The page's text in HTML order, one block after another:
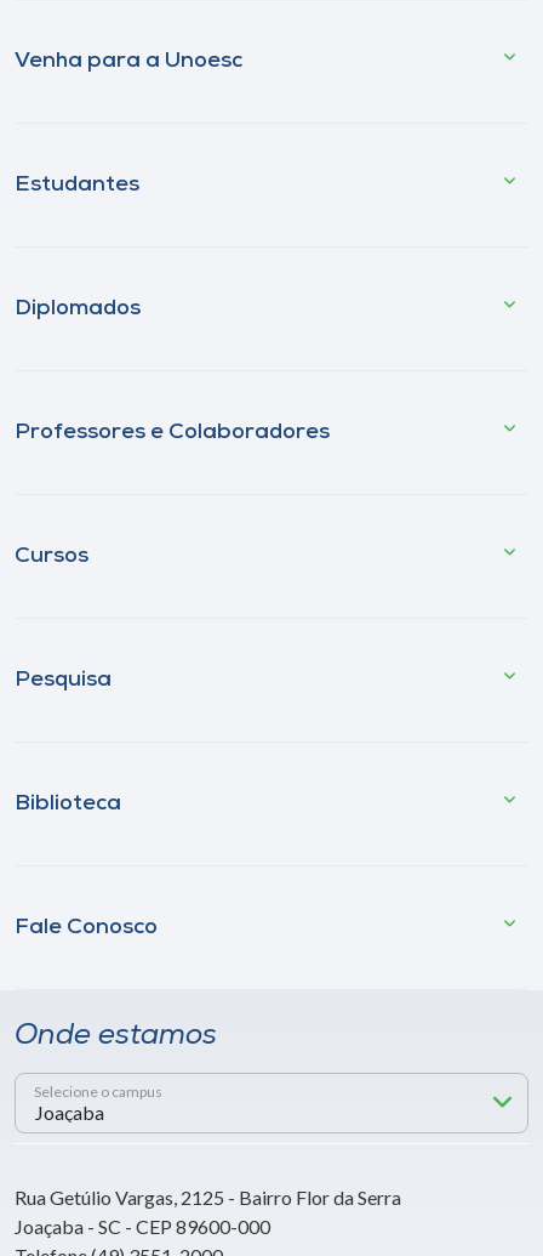
Venha para a Unoesc
Estudantes
Diplomados
Professores e Colaboradores
Cursos
Pesquisa
Biblioteca
Fale Conosco
Onde estamos
Selecione o campus
Rua Getúlio Vargas, 2125 - Bairro Flor da Serra
Joaçaba - SC - CEP 89600-000